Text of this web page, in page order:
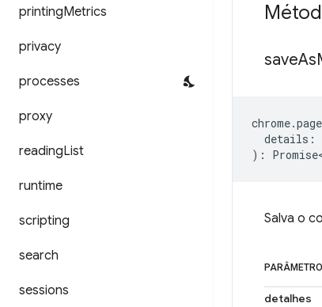
printingMetrics
privacy
processes
proxy
readingList
runtime
scripting
search
sessions
saveAs
chrome.
details :
) :
Salva o
detalhes